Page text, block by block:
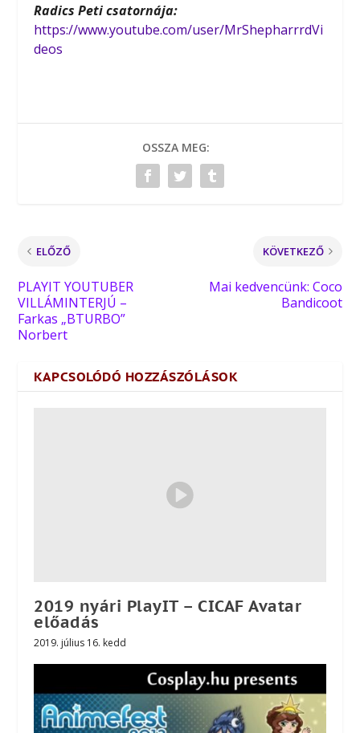
Radics Peti csatornája:
https://www.youtube.com/user/MrShepharrrdVi
deos
OSSZA MEG:
ELŐZŐ
PLAYIT YOUTUBER
VILLÁMINTERJÚ –
Farkas „BTURBO”
Norbert
KÖVETKEZŐ
Mai kedvencünk: Coco
Bandicoot
KAPCSOLÓDÓ HOZZÁSZÓLÁSOK
2019 nyári PlayIT – CICAF Avatar
előadás
2019. július 16. kedd